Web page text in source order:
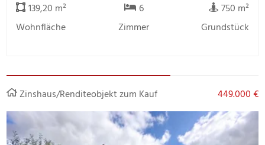
139,20 m²
Wohnfläche
6
Zimmer
750 m²
Grundstück
Zinshaus/Renditeobjekt zum Kauf 449.000 €